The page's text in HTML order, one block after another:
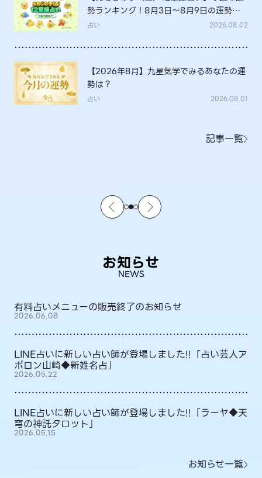
勢ランキング！8月3日～8月9日の運勢
は？
占い 2026.08.02
【2026年8月】九星気学でみるあなたの運
勢は？
占い 2026.08.01
記事一覧
お知らせ
NEWS
有料占いメニューの販売終了のお知らせ
2026.06.08
LINE占いに新しい占い師が登場しました!!「占い芸人ア
ポロン山崎◆新姓名占」
2026.05.22
LINE占いに新しい占い師が登場しました!!「ラーヤ◆天
穹の神託タロット」
2026.05.15
お知らせ一覧